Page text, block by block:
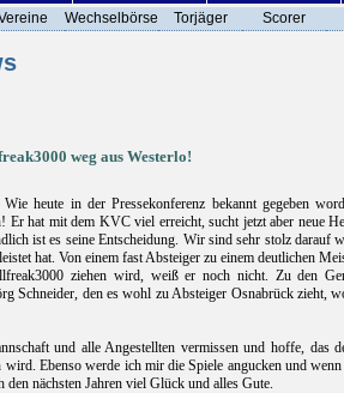
Wechselbörse Torjäger Scorer
weg aus Westerlo!
Wie heute in der Pressekonferenz bekannt gegeben
Er hat mit dem KVC viel erreicht, sucht jetzt aber neue
ist es seine Entscheidung. Wir sind sehr stolz darauf
hat. Von einem fast Absteiger zu einem deutlichen
ziehen wird, weiß er noch nicht. Zu den
Schneider, den es wohl zu Absteiger Osnabrück zieht,
und alle Angestellten vermissen und hoffe, das
wird. Ebenso werde ich mir die Spiele angucken und
den nächsten Jahren viel Glück und alles Gute.